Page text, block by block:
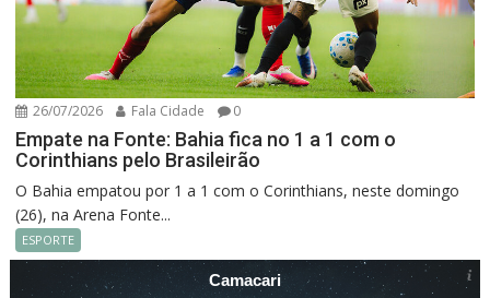
26/07/2026 Fala Cidade 0
Empate na Fonte: Bahia fica no 1 a 1 com o
Corinthians pelo Brasileirão
O Bahia empatou por 1 a 1 com o Corinthians, neste domingo
(26), na Arena Fonte...
ESPORTE
Camacari